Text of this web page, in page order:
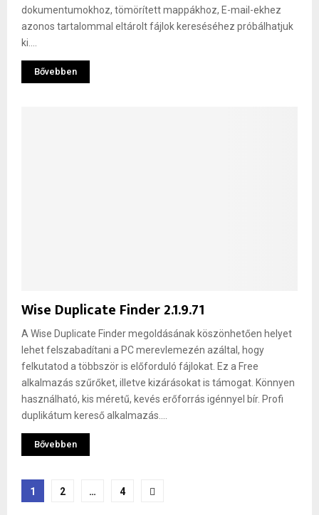
dokumentumokhoz, tömörített mappákhoz, E-mail-ekhez
azonos tartalommal eltárolt fájlok kereséséhez próbálhatjuk
ki....
Bővebben
Wise Duplicate Finder 2.1.9.71
A Wise Duplicate Finder megoldásának köszönhetően helyet
lehet felszabadítani a PC merevlemezén azáltal, hogy
felkutatod a többször is előforduló fájlokat. Ez a Free
alkalmazás szűrőket, illetve kizárásokat is támogat. Könnyen
használható, kis méretű, kevés erőforrás igénnyel bír. Profi
duplikátum kereső alkalmazás....
Bővebben
Bejegyzések
1 2 … 4